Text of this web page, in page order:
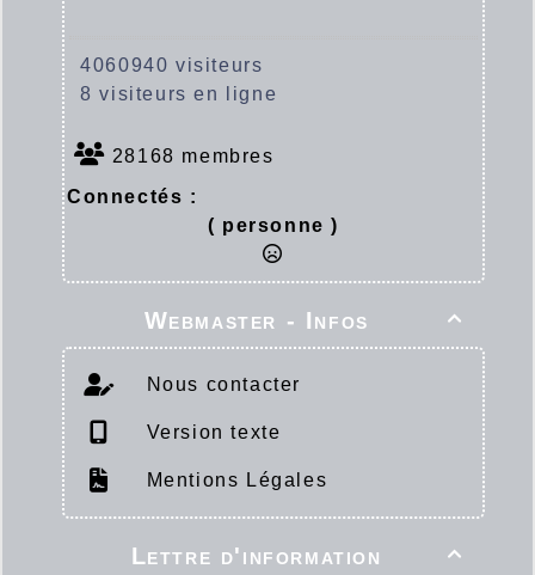
4060940 visiteurs
8 visiteurs en ligne
28168 membres
Connectés :
( personne )

Webmaster - Infos
Nous contacter
Version texte
Mentions Légales

Lettre d'information